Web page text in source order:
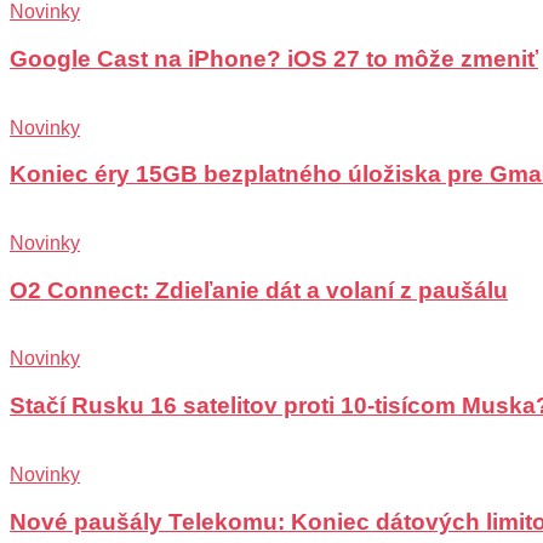
Novinky
Google Cast na iPhone? iOS 27 to môže zmeniť
Novinky
Koniec éry 15GB bezplatného úložiska pre
Novinky
O2 Connect: Zdieľanie dát a volaní z paušálu
Novinky
Stačí Rusku 16 satelitov proti 10-tisícom
Novinky
Nové paušály Telekomu: Koniec dátových